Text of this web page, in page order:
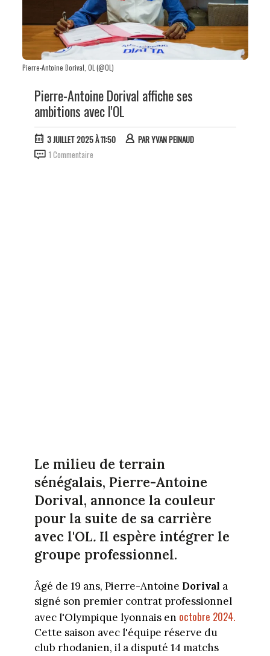
Pierre-Antoine Dorival, OL (@OL)
Pierre-Antoine Dorival affiche ses
ambitions avec l'OL
3 JUILLET 2025 À 11:50 PARYVAN PEINAUD
1 Commentaire
Le milieu de terrain
sénégalais, Pierre-Antoine
Dorival, annonce la couleur
pour la suite de sa carrière
avec l'OL.Il espère intégrer le
groupe professionnel.
Âgé de 19 ans, Pierre-Antoine Dorival a
signé son premier contrat professionnel
avec l'Olympique lyonnais en octobre 2024.
Cette saison avec l'équipe réserve du
club rhodanien, il a disputé 14 matchs